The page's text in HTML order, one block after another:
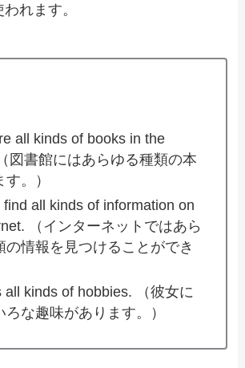
れます。
all kinds of books in the
図書館にはあらゆる種類の本
。）
find all kinds of information on
（インターネットではあら
の情報を見つけることができ
all kinds of hobbies. （彼女に
ろな趣味があります。）